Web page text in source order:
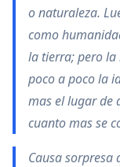
o naturaleza.
como
la tierra; pero
poco a poco la
mas el lugar de
cuanto mas se
Causa sorpresa